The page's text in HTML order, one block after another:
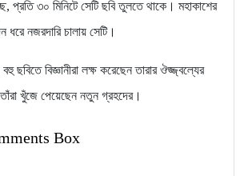
প্রতি ৩০ মিনিটে সেটি ছবি তুলতে থাকে। মহাকাশের
ধরে নজরদারি চালায় সেটি।
ছবিতে বিজ্ঞানীরা লক্ষ করেছেন তারার ঔজ্জ্বল্যের
খুঁজে পেয়েছেন নতুন গ্রহদের।
Box